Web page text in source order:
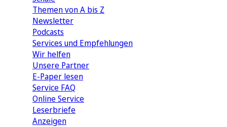
Themen von A bis Z
Newsletter
Podcasts
Services und Empfehlungen
Wir helfen
Unsere Partner
E-Paper lesen
Service FAQ
Online Service
Leserbriefe
Anzeigen